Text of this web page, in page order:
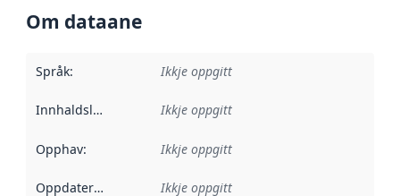
Om dataane
Språk: Ikkje oppgitt
Innhaldsleverandørar :
Ikkje oppgitt
Opphav: Ikkje oppgitt
Oppdateringsfrekvens :
Ikkje oppgitt